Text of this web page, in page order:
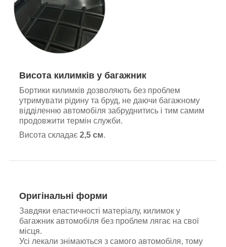
Висота килимків у багажник
Бортики килимків дозволяють без проблем
утримувати рідину та бруд, не даючи багажному
відділенню автомобіля забруднитись і тим самим
продовжити термін служби.
Висота складає 2,5 см.
Оригінальні форми
Завдяки еластичності матеріалу, килимок у
багажник автомобіля без проблем лягає на свої
місця.
Усі лекали знімаються з самого автомобіля, тому